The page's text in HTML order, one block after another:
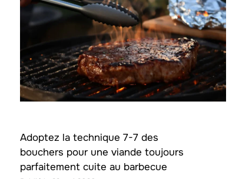
Adoptez la technique 7-7 des
bouchers pour une viande toujours
parfaitement cuite au barbecue